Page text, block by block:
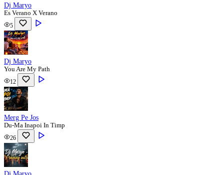
Dj Maryo
Es Verano X Verano
5
Dj Maryo
You Are My Path
12
Merg Pe Jos
Du-Ma Inapoi In Timp
26